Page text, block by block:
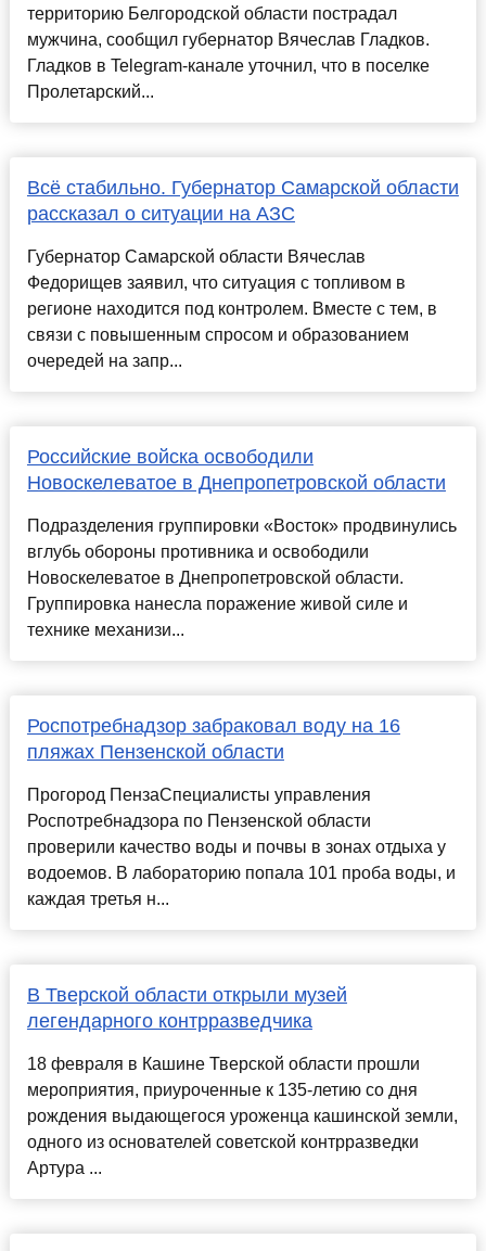
территорию Белгородской области пострадал
мужчина, сообщил губернатор Вячеслав Гладков.
Гладков в Telegram-канале уточнил, что в поселке
Пролетарский...
Всё стабильно. Губернатор Самарской области
рассказал о ситуации на АЗС
Губернатор Самарской области Вячеслав
Федорищев заявил, что ситуация с топливом в
регионе находится под контролем. Вместе с тем, в
связи с повышенным спросом и образованием
очередей на запр...
Российские войска освободили
Новоскелеватое в Днепропетровской области
Подразделения группировки «Восток» продвинулись
вглубь обороны противника и освободили
Новоскелеватое в Днепропетровской области.
Группировка нанесла поражение живой силе и
технике механизи...
Роспотребнадзор забраковал воду на 16
пляжах Пензенской области
Прогород ПензаСпециалисты управления
Роспотребнадзора по Пензенской области
проверили качество воды и почвы в зонах отдыха у
водоемов. В лабораторию попала 101 проба воды, и
каждая третья н...
В Тверской области открыли музей
легендарного контрразведчика
18 февраля в Кашине Тверской области прошли
мероприятия, приуроченные к 135-летию со дня
рождения выдающегося уроженца кашинской земли,
одного из основателей советской контрразведки
Артура ...